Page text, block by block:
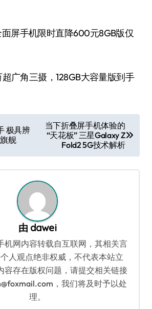
屏手机限时直降600元8GB版仅
广角三摄，128GB大容量版到手
极具辨
舰
当下折叠屏手机体验的
“天花板” 三星Galaxy Z
Fold2 5G技术解析
由 dawei
机网内容转载自互联网，其相关言
人观点绝非权威，不代表本站立
容存在版权问题，请提交相关链接
，我们将及时予以处
理。